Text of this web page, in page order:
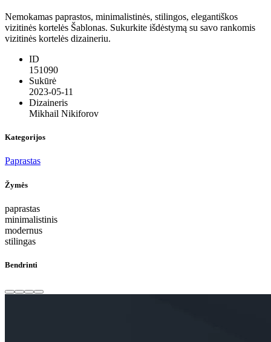
Nemokamas paprastos, minimalistinės, stilingos, elegantiškos
vizitinės kortelės Šablonas. Sukurkite išdėstymą su savo rankomis
vizitinės kortelės dizaineriu.
ID
151090
Sukūrė
2023-05-11
Dizaineris
Mikhail Nikiforov
Kategorijos
Paprastas
Žymės
paprastas
minimalistinis
modernus
stilingas
Bendrinti